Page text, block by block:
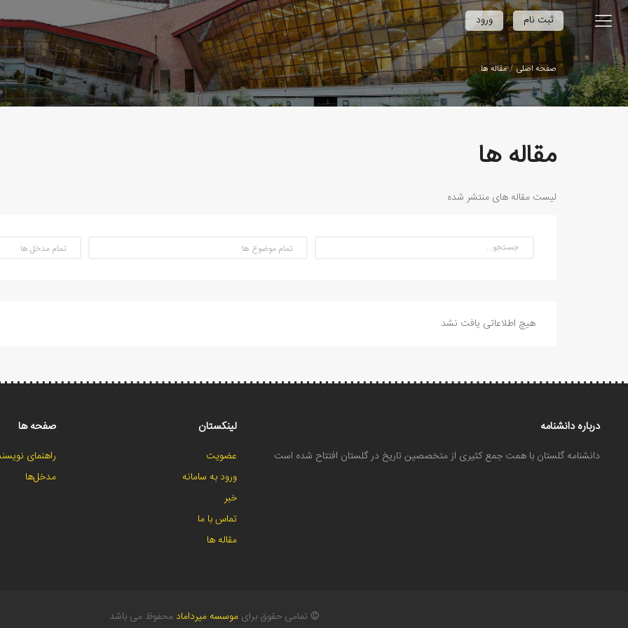
ورود / ثبت نام
صفحه اصلی مقاله ها
مقاله ها
لیست مقاله های منتشر شده
هیچ اطلاعاتی یافت نشد
درباره دانشنامه
دانشنامه گلستان با همت جمع کثیری از متخصصین تاریخ در گلستان افتتاح شده است
لینکستان
عضویت
ورود به سامانه
خبر
تماس با ما
مقاله ها
صفحه ها
راهنمای
مدخل‌ها
© تمامی حقوق برای موسسه میرداماد محفوظ می باشد